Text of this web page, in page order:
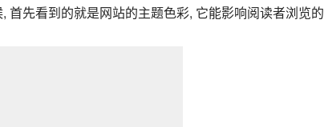
先看到的就是网站的主题色彩, 它能影响阅读者浏览